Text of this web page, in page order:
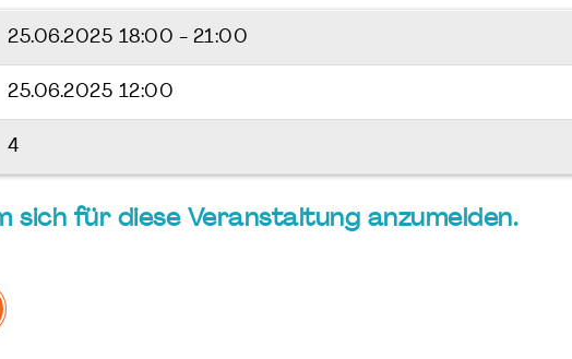
25.06.2025 18:00 - 21:00
25.06.2025 12:00
4
sich für diese Veranstaltung anzumelden.